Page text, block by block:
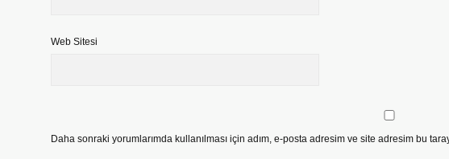
Web Sitesi
Daha sonraki yorumlarımda kullanılması için adım, e-posta adresim ve site adresim bu